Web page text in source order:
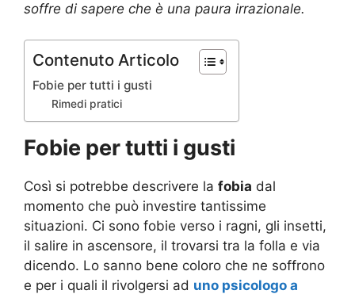
soffre di sapere che è una paura irrazionale.
Contenuto Articolo
Fobie per tutti i gusti
Rimedi pratici
Fobie per tutti i gusti
Così si potrebbe descrivere la fobia dal
momento che può investire tantissime
situazioni. Ci sono fobie verso i ragni, gli insetti,
il salire in ascensore, il trovarsi tra la folla e via
dicendo. Lo sanno bene coloro che ne soffrono
e per i quali il rivolgersi ad uno psicologo a